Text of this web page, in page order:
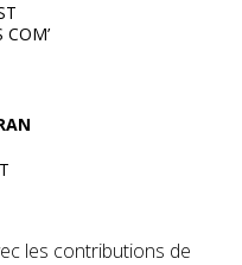
les contributions de